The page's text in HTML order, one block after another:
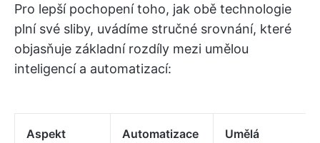
Pro lepší pochopení toho, jak obě technologie
plní své sliby, uvádíme stručné srovnání, které
objasňuje základní rozdíly mezi umělou
inteligencí a automatizací:
Aspekt Automatizace
Umělá